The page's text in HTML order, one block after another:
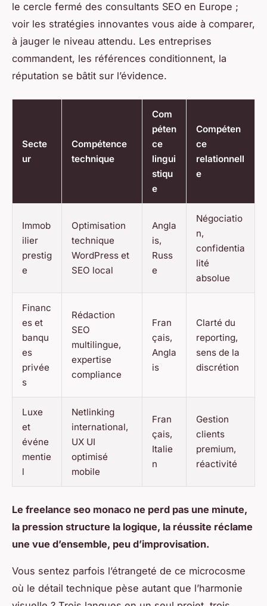
le cercle fermé des consultants SEO en Europe ;
voir les stratégies innovantes vous aide à comparer,
à jauger le niveau attendu. Les entreprises
commandent, les références conditionnent, la
réputation se bâtit sur l’évidence.
Secte
ur
Compétence
technique
Com
péten
ce
lingui
stiqu
e
Compéten
ce
relationnell
e
Immob
ilier
prestig
e
Optimisation
technique
WordPress et
SEO local
Angla
is,
Russ
e
Négociatio
n,
confidentia
lité
absolue
Financ
es et
banqu
es
privée
s
Rédaction
SEO
multilingue,
expertise
compliance
Fran
çais,
Angla
is
Clarté du
reporting,
sens de la
discrétion
Luxe
et
événe
mentie
l
Netlinking
international,
UX UI
optimisé
mobile
Fran
çais,
Italie
n
Gestion
clients
premium,
réactivité
Le freelance seo monaco ne perd pas une minute,
la pression structure la logique, la réussite réclame
une vue d’ensemble, peu d’improvisation.
Vous sentez parfois l’étrangeté de ce microcosme
où le détail technique pèse autant que l’harmonie